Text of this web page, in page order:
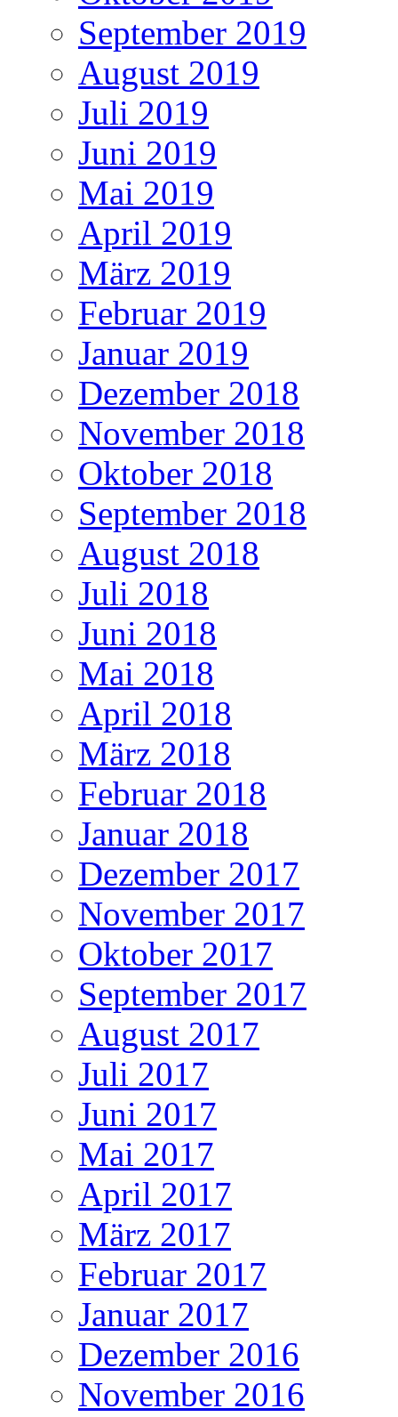
September 2019
August 2019
Juli 2019
Juni 2019
Mai 2019
April 2019
März 2019
Februar 2019
Januar 2019
Dezember 2018
November 2018
Oktober 2018
September 2018
August 2018
Juli 2018
Juni 2018
Mai 2018
April 2018
März 2018
Februar 2018
Januar 2018
Dezember 2017
November 2017
Oktober 2017
September 2017
August 2017
Juli 2017
Juni 2017
Mai 2017
April 2017
März 2017
Februar 2017
Januar 2017
Dezember 2016
November 2016